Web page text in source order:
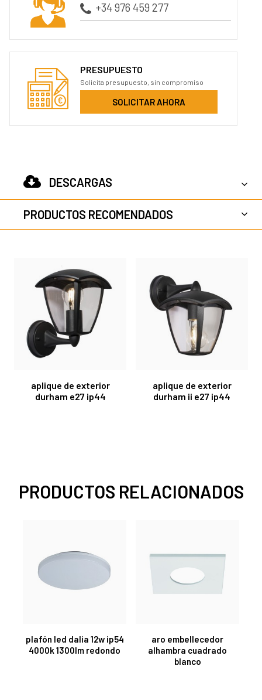
+34 976 459 277
PRESUPUESTO
Solicita presupuesto, sin compromiso
SOLICITAR AHORA
DESCARGAS
PRODUCTOS RECOMENDADOS
aplique de exterior
durham e27 ip44
aplique de exterior
durham ii e27 ip44
PRODUCTOS RELACIONADOS
plafón led dalia 12w ip54
4000k 1300lm redondo
aro embellecedor
alhambra cuadrado
blanco